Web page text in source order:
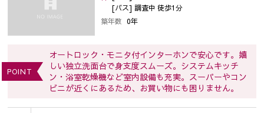
[バス] 調査中 徒歩1分
築年数 0年
POINT
オートロック・モニタ付インターホンで安心です。嬉
しい独立洗面台で身支度スムーズ。システムキッチ
ン・浴室乾燥機など室内設備も充実。スーパーやコン
ビニが近くにあるため、お買い物にも困りません。